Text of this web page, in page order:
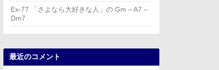
Ex-77 「さよなら大好きな人」の Gm – A7 –
Dm7
最近のコメント